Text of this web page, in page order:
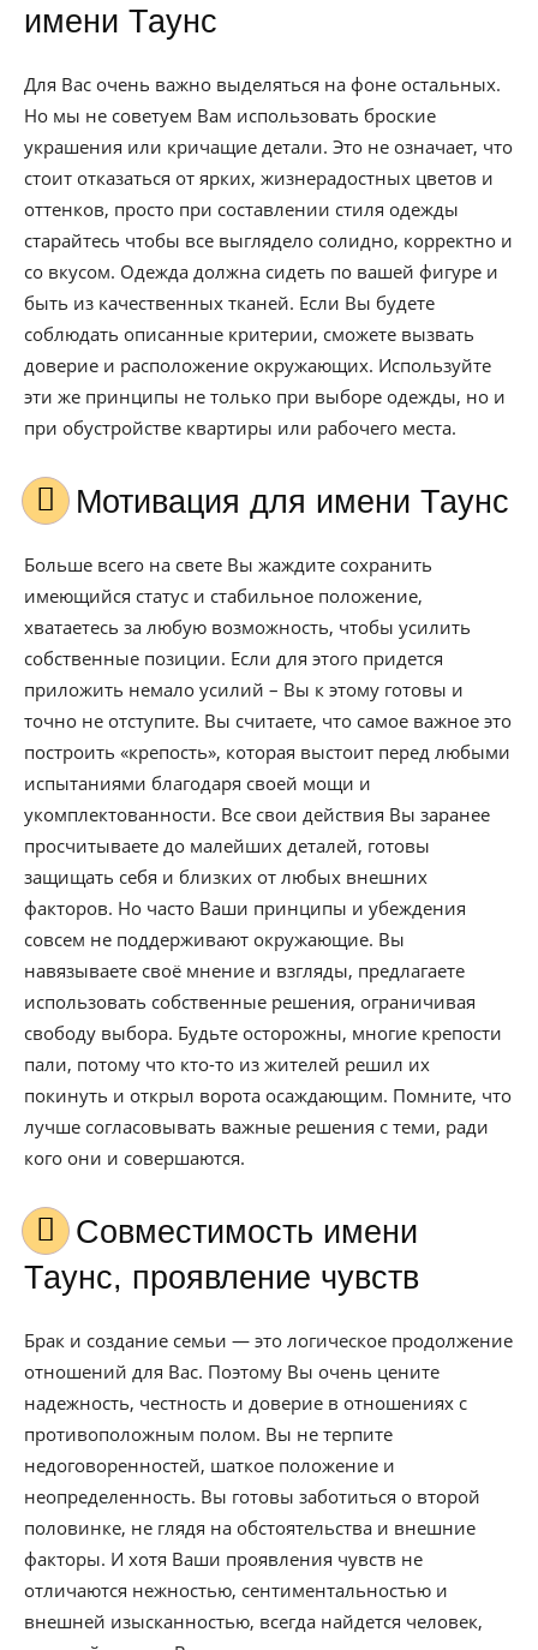
имени Таунс
Для Вас очень важно выделяться на фоне остальных.
Но мы не советуем Вам использовать броские
украшения или кричащие детали. Это не означает, что
стоит отказаться от ярких, жизнерадостных цветов и
оттенков, просто при составлении стиля одежды
старайтесь чтобы все выглядело солидно, корректно и
со вкусом. Одежда должна сидеть по вашей фигуре и
быть из качественных тканей. Если Вы будете
соблюдать описанные критерии, сможете вызвать
доверие и расположение окружающих. Используйте
эти же принципы не только при выборе одежды, но и
при обустройстве квартиры или рабочего места.
Мотивация для имени Таунс
Больше всего на свете Вы жаждите сохранить
имеющийся статус и стабильное положение,
хватаетесь за любую возможность, чтобы усилить
собственные позиции. Если для этого придется
приложить немало усилий – Вы к этому готовы и
точно не отступите. Вы считаете, что самое важное это
построить «крепость», которая выстоит перед любыми
испытаниями благодаря своей мощи и
укомплектованности. Все свои действия Вы заранее
просчитываете до малейших деталей, готовы
защищать себя и близких от любых внешних
факторов. Но часто Ваши принципы и убеждения
совсем не поддерживают окружающие. Вы
навязываете своё мнение и взгляды, предлагаете
использовать собственные решения, ограничивая
свободу выбора. Будьте осторожны, многие крепости
пали, потому что кто-то из жителей решил их
покинуть и открыл ворота осаждающим. Помните, что
лучше согласовывать важные решения с теми, ради
кого они и совершаются.
Совместимость имени
Таунс, проявление чувств
Брак и создание семьи — это логическое продолжение
отношений для Вас. Поэтому Вы очень цените
надежность, честность и доверие в отношениях с
противоположным полом. Вы не терпите
недоговоренностей, шаткое положение и
неопределенность. Вы готовы заботиться о второй
половинке, не глядя на обстоятельства и внешние
факторы. И хотя Ваши проявления чувств не
отличаются нежностью, сентиментальностью и
внешней изысканностью, всегда найдется человек,